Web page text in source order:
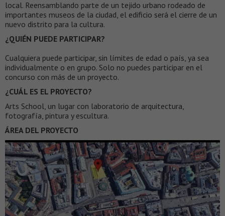
local. Reensamblando parte de un tejido urbano rodeado de
importantes museos de la ciudad, el edificio será el cierre de un
nuevo distrito para la cultura.
¿QUIÉN PUEDE PARTICIPAR?
Cualquiera puede participar, sin límites de edad o país, ya sea
individualmente o en grupo. Solo no puedes participar en el
concurso con más de un proyecto.
¿CUÁL ES EL PROYECTO?
Arts School, un lugar con laboratorio de arquitectura,
fotografía, pintura y escultura.
ÁREA DEL PROYECTO